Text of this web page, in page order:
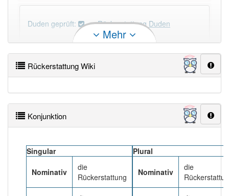
Duden geprüft: Rückerstattung Duden
×
Wörter, die mit "-ung" enden, haben fast immer
DER:
Beispiele
DAS:2Ausnahmen
PowerIndex:91
Mehr
Rückerstattung Wiki
Konjunktion
Singular
Nominativ
die
Rückerstattung
Plural
Nominativ
die